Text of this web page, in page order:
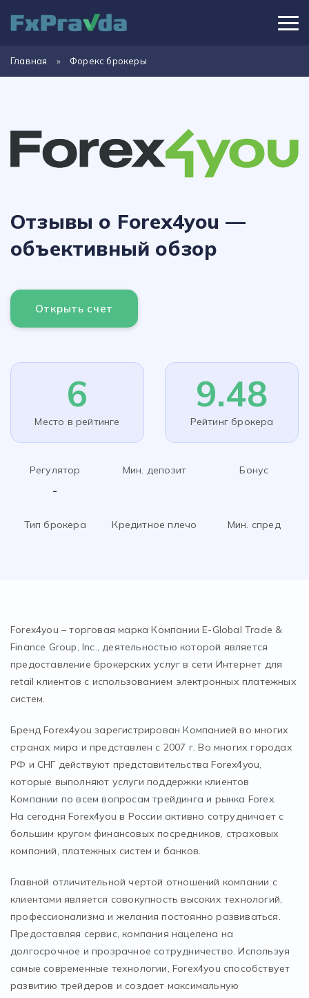
Главная » Форекс брокеры
Отзывы о Forex4you —
объективный обзор
Открыть счет
6
Место в рейтинге
9.48
Рейтинг брокера
Регулятор
-
Мин. депозит Бонус
Тип брокера Кредитное плечо Мин. спред
Forex4you – торговая марка Компании E-Global Trade &
Finance Group, Inc., деятельностью которой является
предоставление брокерских услуг в сети Интернет для
retail клиентов с использованием электронных платежных
систем.
Бренд Forex4you зарегистрирован Компанией во многих
странах мира и представлен с 2007 г. Во многих городах
РФ и СНГ действуют представительства Forex4you,
которые выполняют услуги поддержки клиентов
Компании по всем вопросам трейдинга и рынка Forex.
На сегодня Forex4you в России активно сотрудничает с
большим кругом финансовых посредников, страховых
компаний, платежных систем и банков.
Главной отличительной чертой отношений компании с
клиентами является совокупность высоких технологий,
профессионализма и желания постоянно развиваться.
Предоставляя сервис, компания нацелена на
долгосрочное и прозрачное сотрудничество. Используя
самые современные технологии, Forex4you способствует
развитию трейдеров и создает максимальную